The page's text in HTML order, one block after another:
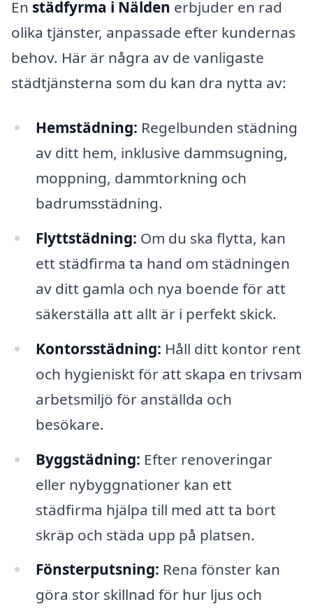
En städfyrma i Nälden erbjuder en rad
olika tjänster, anpassade efter kundernas
behov. Här är några av de vanligaste
städtjänsterna som du kan dra nytta av:
Hemstädning: Regelbunden städning
av ditt hem, inklusive dammsugning,
moppning, dammtorkning och
badrumsstädning.
Flyttstädning: Om du ska flytta, kan
ett städfirma ta hand om städningen
av ditt gamla och nya boende för att
säkerställa att allt är i perfekt skick.
Kontorsstädning: Håll ditt kontor rent
och hygieniskt för att skapa en trivsam
arbetsmiljö för anställda och
besökare.
Byggstädning: Efter renoveringar
eller nybyggnationer kan ett
städfirma hjälpa till med att ta bort
skräp och städa upp på platsen.
Fönsterputsning: Rena fönster kan
göra stor skillnad för hur ljus och